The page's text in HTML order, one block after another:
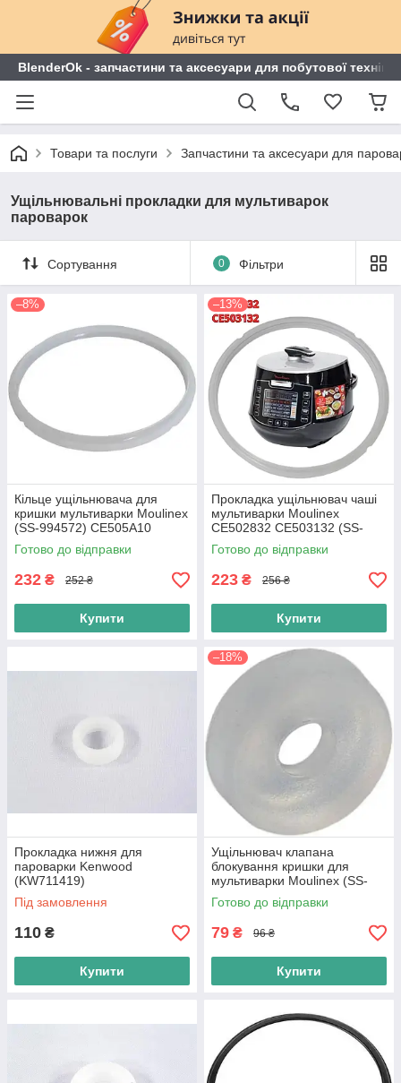
BlenderOk - запчастини та аксесуари для побутової техніки
Товари та послуги Запчастини та аксесуари для
Ущільнювальні прокладки для мультиварок
пароварок
Сортування 0 Фільтри
–8%
Кільце ущільнювача для
кришки мультиварки Moulinex
(SS-994572) CE505A10
Готово до відправки
232 ₴ 252 ₴
Купити
–13%
Прокладка ущільнювач чаші
мультиварки Moulinex
CE502832 CE503132 (SS-
994493) Оригінал
Готово до відправки
223 ₴ 256 ₴
Купити
Прокладка нижня для
пароварки Kenwood
(KW711419)
Під замовлення
110 ₴
Купити
–18%
Ущільнювач клапана
блокування кришки для
мультиварки Moulinex (SS-
994485) Оригінал
Готово до відправки
79 ₴ 96 ₴
Купити